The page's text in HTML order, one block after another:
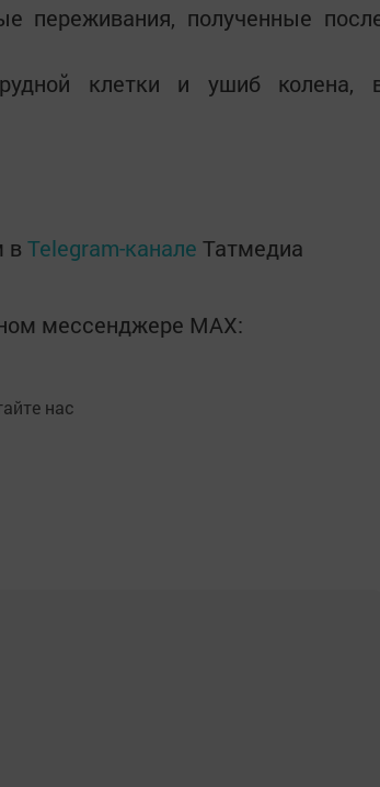
переживания, полученные
клетки и ушиб колена,
в Telegram-канале Татмедиа
мессенджере MАХ:
нас